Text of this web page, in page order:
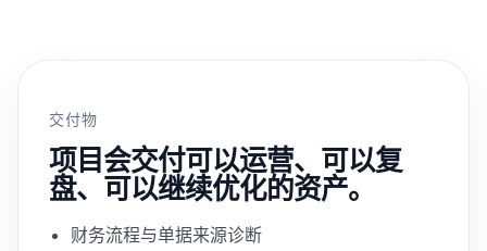
交付物
项目会交付可以运营、可以复
盘、可以继续优化的资产。
财务流程与单据来源诊断